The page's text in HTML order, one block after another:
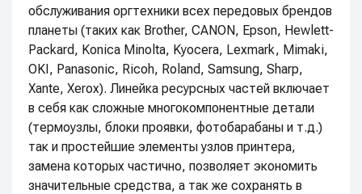
обслуживания оргтехники всех передовых брендов
планеты (таких как Brother, CANON, Epson, Hewlett-
Packard, Konica Minolta, Kyocera, Lexmark, Mimaki,
OKI, Panasonic, Ricoh, Roland, Samsung, Sharp,
Xante, Xerox). Линейка ресурсных частей включает
в себя как сложные многокомпонентные детали
(термоузлы, блоки проявки, фотобарабаны и т.д.)
так и простейшие элементы узлов принтера,
замена которых частично, позволяет экономить
значительные средства, а так же сохранять в